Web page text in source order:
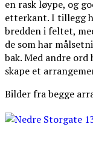
en rask løype, og
etterkant. I tillegg
bredden i feltet,
de som har
bak. Med andre ord
skape et
Bilder fra begge